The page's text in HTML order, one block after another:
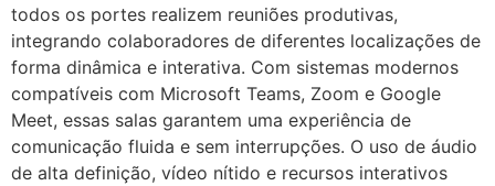
todos os portes realizem reuniões produtivas,
integrando colaboradores de diferentes localizações de
forma dinâmica e interativa. Com sistemas modernos
compatíveis com Microsoft Teams, Zoom e Google
Meet, essas salas garantem uma experiência de
comunicação fluida e sem interrupções. O uso de áudio
de alta definição, vídeo nítido e recursos interativos